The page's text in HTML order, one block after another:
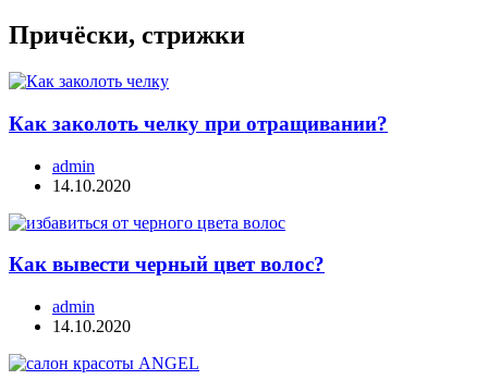
Причёски, стрижки
Как заколоть челку при отращивании?
admin
14.10.2020
Как вывести черный цвет волос?
admin
14.10.2020